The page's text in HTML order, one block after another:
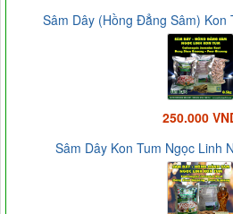
Sâm Dây (Hồng Đẳng Sâm) Kon
250.000
Sâm Dây Kon Tum Ngọc Linh